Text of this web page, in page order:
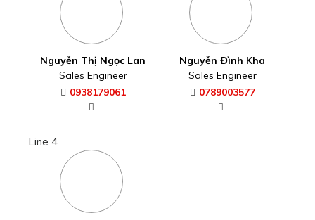
Nguyễn Thị Ngọc Lan
Sales Engineer
0938179061
Nguyễn Đình Kha
Sales Engineer
0789003577
Line 4